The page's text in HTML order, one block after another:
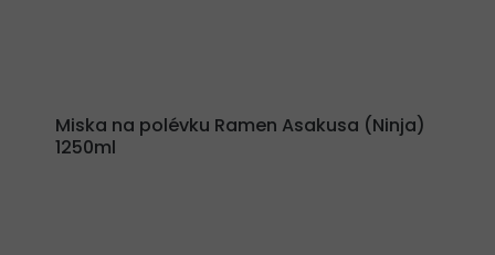
Miska na polévku Ramen Asakusa (Ninja)
1250ml